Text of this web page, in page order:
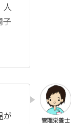
人
子
が